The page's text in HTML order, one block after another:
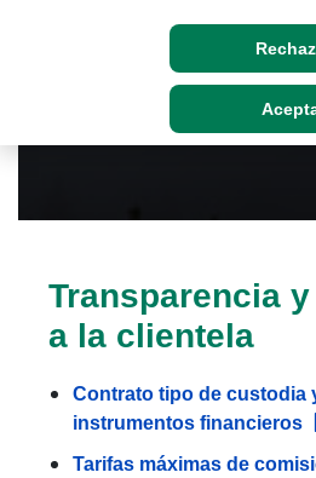
Transparencia
a la clientela
Contrato tipo de custodia
instrumentos financieros
Tarifas máximas de